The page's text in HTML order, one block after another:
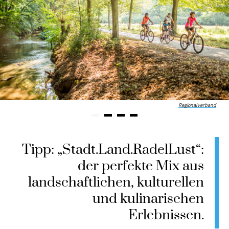
Regionalverband
Tipp: „Stadt.Land.RadelLust“:
der perfekte Mix aus
landschaftlichen, kulturellen
und kulinarischen
Erlebnissen.